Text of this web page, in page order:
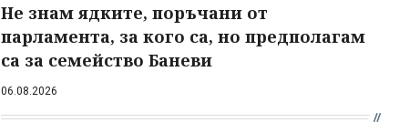
Не знам ядките, поръчани от
парламента, за кого са, но предполагам
са за семейство Баневи
06.08.2026